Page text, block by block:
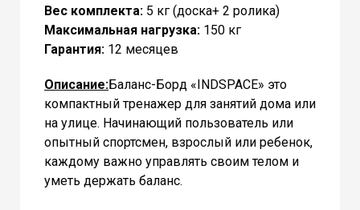
Вес комплекта: 5 кг (доска+ 2 ролика)
Максимальная нагрузка: 150 кг
Гарантия: 12 месяцев
Описание:Баланс-Борд «INDSPACE» это
компактный тренажер для занятий дома или
на улице. Начинающий пользователь или
опытный спортсмен, взрослый или ребенок,
каждому важно управлять своим телом и
уметь держать баланс.